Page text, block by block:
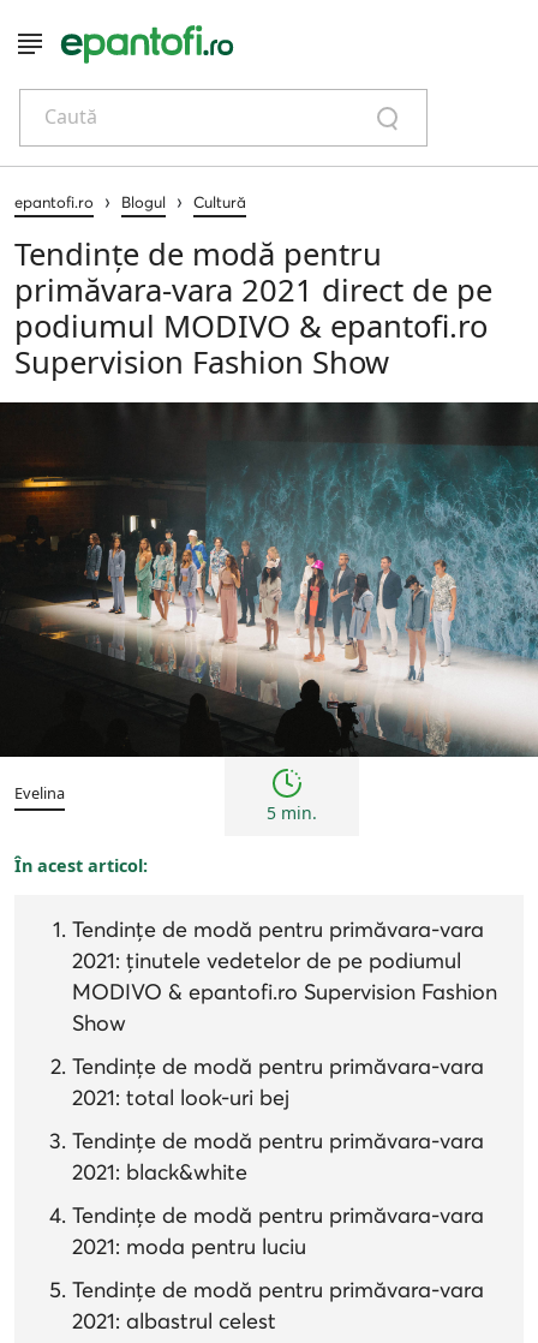
Caută
epantofi.ro › Blogul › Cultură
Tendințe de modă pentru
primăvara-vara 2021 direct de pe
podiumul MODIVO & epantofi.ro
Supervision Fashion Show
Cultură
Evelina
5 min.
În acest articol:
Tendințe de modă pentru primăvara-vara
2021: ținutele vedetelor de pe podiumul
MODIVO & epantofi.ro Supervision Fashion
Show
Tendințe de modă pentru primăvara-vara
2021: total look-uri bej
Tendințe de modă pentru primăvara-vara
2021: black&white
Tendințe de modă pentru primăvara-vara
2021: moda pentru luciu
Tendințe de modă pentru primăvara-vara
2021: albastrul celest